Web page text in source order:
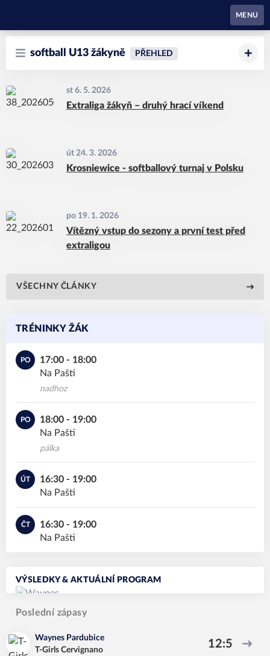
MENU
softball U13 žákyně PŘEHLED
st 6. 5. 2026
Extraliga žákyň – druhý hrací víkend
út 24. 3. 2026
Krosniewice - softballový turnaj v Polsku
po 19. 1. 2026
Vítězný vstup do sezony a první test před
extraligou
VŠECHNY ČLÁNKY
TRÉNINKY ŽÁK
PO
17:00 - 18:00
Na Pašti
nadhoz
PO
18:00 - 19:00
Na Pašti
pálka
ÚT
16:30 - 19:00
Na Pašti
ČT
16:30 - 19:00
Na Pašti
VÝSLEDKY & AKTUÁLNÍ PROGRAM
Poslední zápasy
Waynes Pardubice
T-Girls Cervignano
12:5